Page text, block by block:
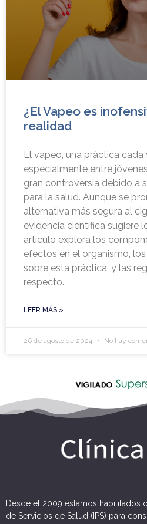
¿El Vapeo es
realidad
El vapeo, una práctica cada
especialmente entre
gran controversia debido a
para la salud. Aunque se
alternativa más segura al
evidencia científica sugiere
artículo explora los
efectos en el organismo,
sobre esta práctica, y las
respecto.
LEER MÁS »
26 de agosto de 2024 No hay
Desde el 2009 estamos habilitados
de Servicios de Salud (IPS) para